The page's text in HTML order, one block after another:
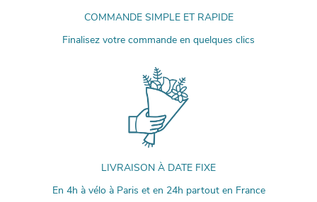
COMMANDE SIMPLE ET RAPIDE
Finalisez votre commande en quelques clics
LIVRAISON À DATE FIXE
En 4h à vélo à Paris et en 24h partout en France